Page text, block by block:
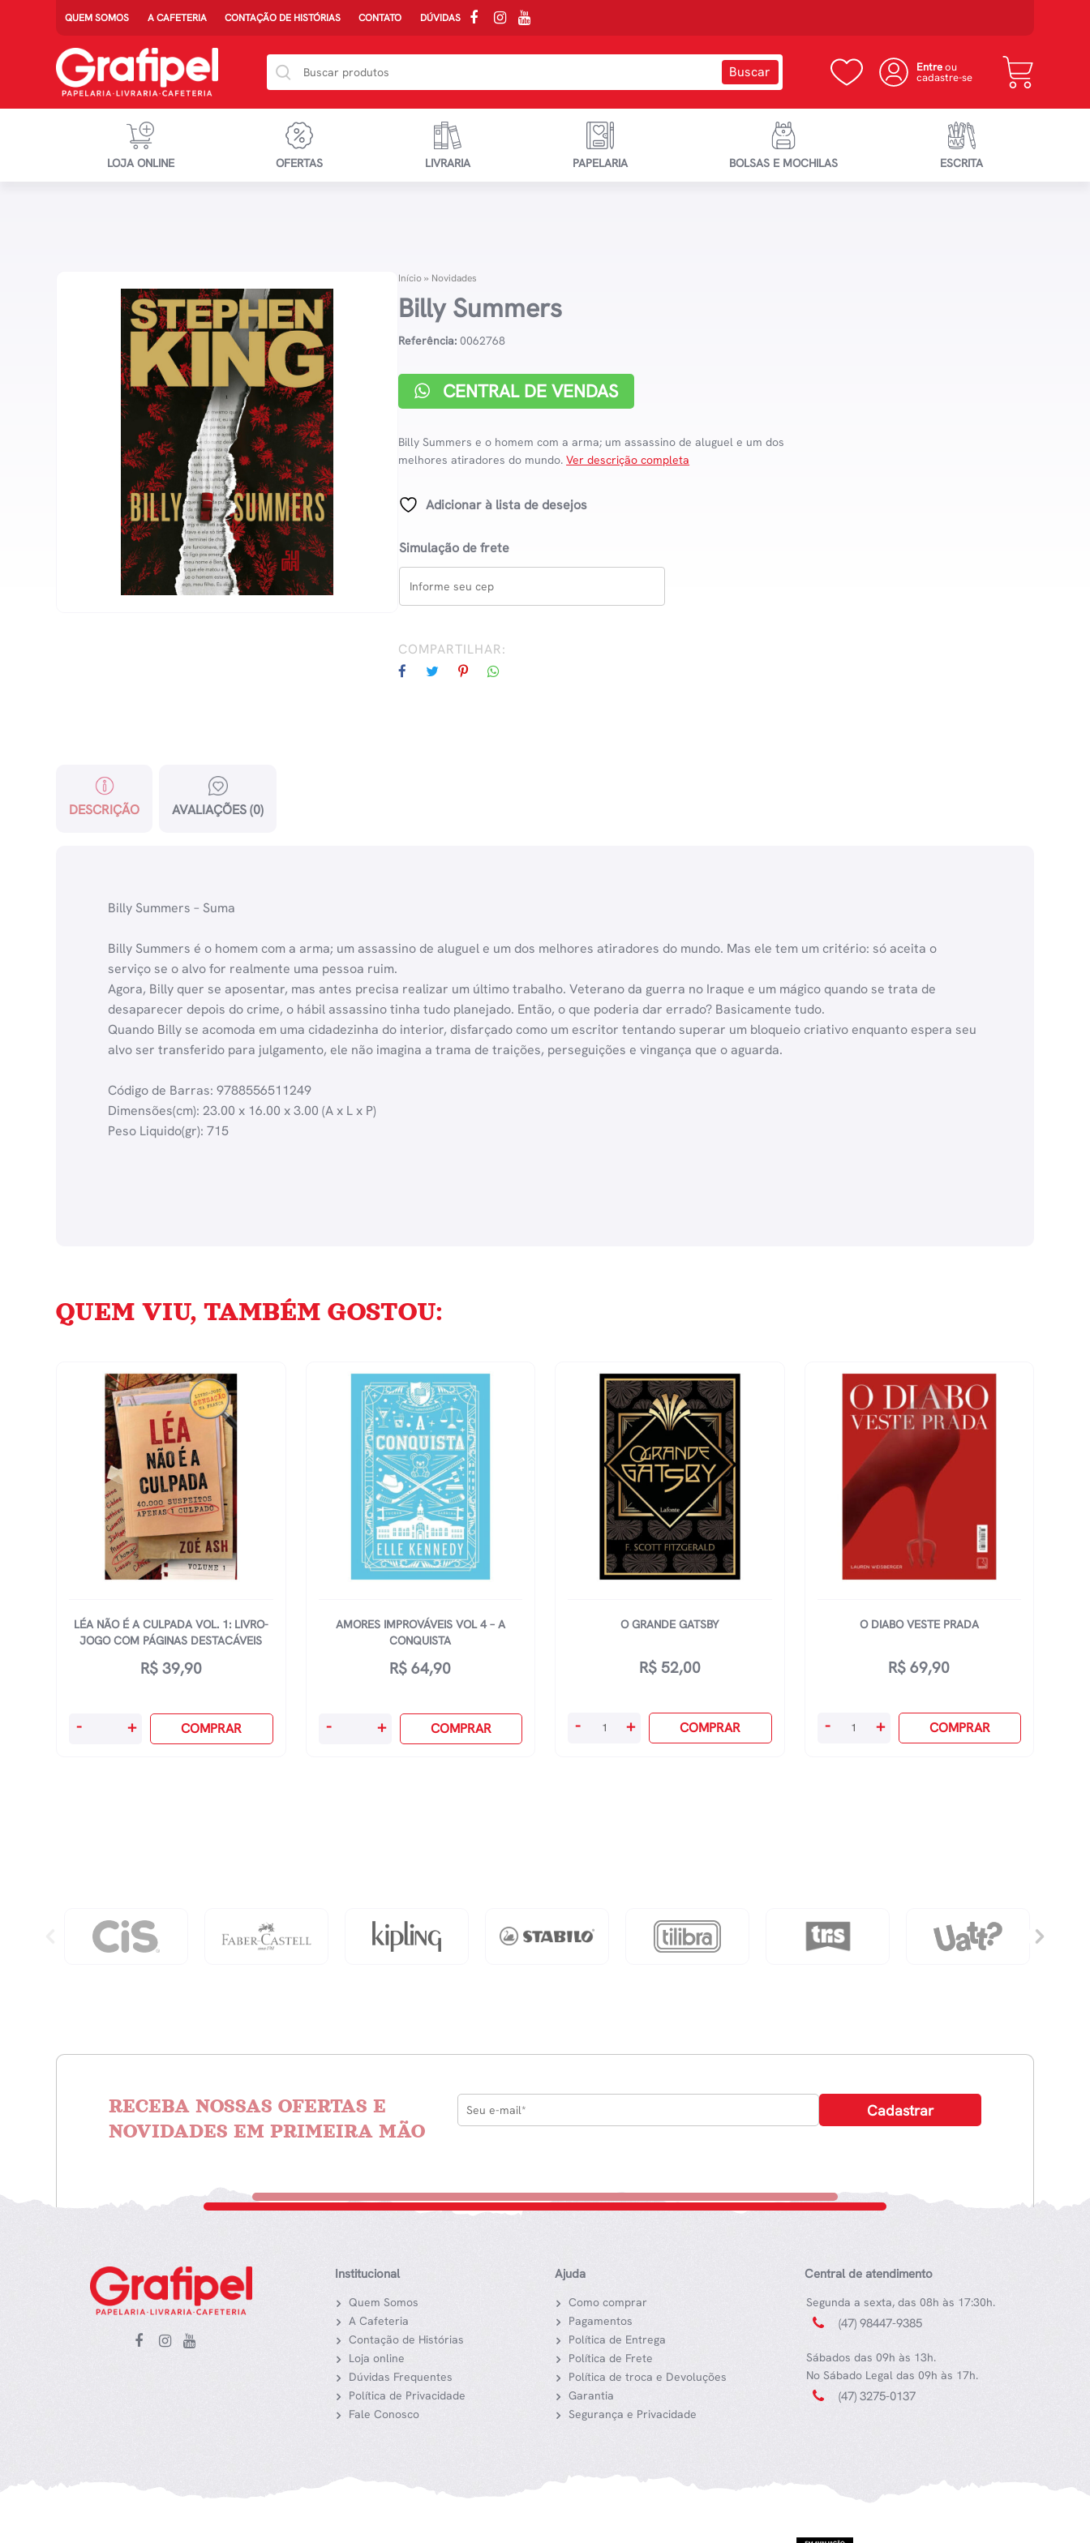
QUEM SOMOS A CAFETERIA CONTAÇÃO DE HISTÓRIAS CONTATO DÚVIDAS
Entreou
cadastre-se
LOJA ONLINE OFERTAS LIVRARIA PAPELARIA BOLSAS E MOCHILAS ESCRITA
Início» Novidades
Billy Summers
Referência: 0062768
CENTRAL DE VENDAS
Billy Summers e o homem com a arma; um assassino de aluguel e um dos
melhores atiradores do mundo.Ver descrição completa
Adicionar à lista de desejos
Simulação de frete
COMPARTILHAR:
DESCRIÇÃO AVALIAÇÕES (0)
Billy Summers – Suma
Billy Summers é o homem com a arma; um assassino de aluguel e um dos melhores atiradores do mundo. Mas ele tem um critério: só aceita o
serviço se o alvo for realmente uma pessoa ruim.
Agora, Billy quer se aposentar, mas antes precisa realizar um último trabalho. Veterano da guerra no Iraque e um mágico quando se trata de
desaparecer depois do crime, o hábil assassino tinha tudo planejado. Então, o que poderia dar errado? Basicamente tudo.
Quando Billy se acomoda em uma cidadezinha do interior, disfarçado como um escritor tentando superar um bloqueio criativo enquanto espera seu
alvo ser transferido para julgamento, ele não imagina a trama de traições, perseguições e vingança que o aguarda.
Código de Barras: 9788556511249
Dimensões(cm): 23.00 x 16.00 x 3.00 (A x L x P)
Peso Liquido(gr): 715
QUEM VIU, TAMBÉM GOSTOU:
LÉA NÃO É A CULPADA VOL. 1: LIVRO-
JOGO COM PÁGINAS DESTACÁVEIS
R$39,90
Léa
Páginas
Destacáveis
- + COMPRAR
AMORES IMPROVÁVEIS VOL 4 – A
CONQUISTA
R$ 64,90
Amores
- + COMPRAR
O GRANDE GATSBY
R$52,00
O- + COMPRAR
O DIABO VESTE PRADA
R$ 69,90
O- + COMPRAR
RECEBA NOSSAS OFERTAS E
NOVIDADES EM PRIMEIRA MÃO
Institucional
Quem Somos
A Cafeteria
Contação de Histórias
Loja online
Dúvidas Frequentes
Política de Privacidade
Fale Conosco
Ajuda
Como comprar
Pagamentos
Política de Entrega
Política de Frete
Política de troca e Devoluções
Garantia
Segurança e Privacidade
Central de atendimento
Segunda a sexta, das 08h às 17:30h.
(47) 98447-9385
Sábados das 09h às 13h.
No Sábado Legal das 09h às 17h.
(47) 3275-0137